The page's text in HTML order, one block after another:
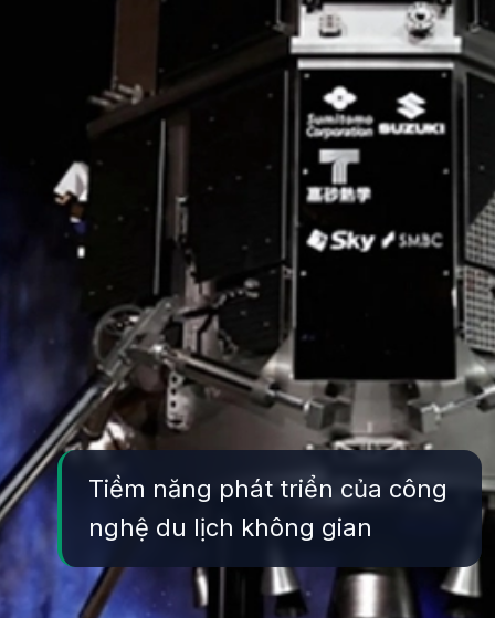
Tiềm năng phát triển của công
nghệ du lịch không gian